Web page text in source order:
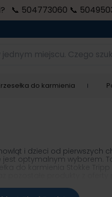
📞 504773060 📞
miejscu. Czego
do karmienia
i dzieci od pierwszych
optymalnym wyborem.
do karmienia Stokke Tripp